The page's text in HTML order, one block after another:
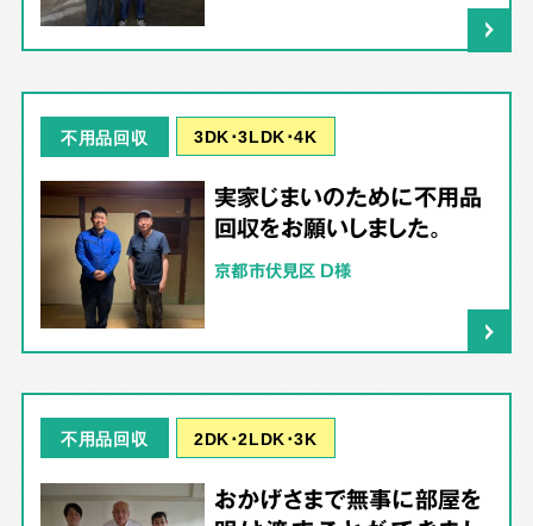
不用品回収 3DK･3LDK･4K
実家じまいのために不用品
回収をお願いしました。
京都市伏見区 D様
不用品回収 2DK･2LDK･3K
おかげさまで無事に部屋を